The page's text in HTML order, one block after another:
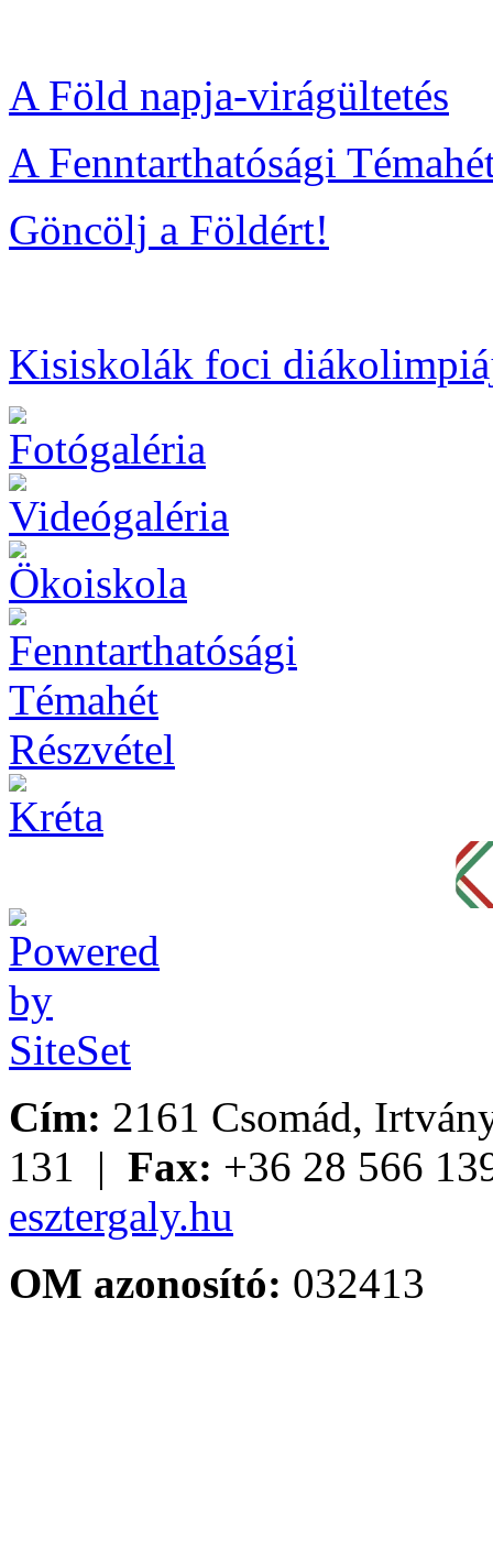
A Föld napja-virágültetés
A Fenntarthatósági
Göncölj a Földért!
Kisiskolák foci
Cím: 2161 Csomád,
131 | Fax: +36 28 566
esztergaly.hu
OM azonosító: 032413